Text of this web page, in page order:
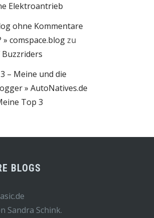
Elektroantrieb
ohne Kommentare
comspace.blog zu
– Meine und die
» AutoNatives.de
Top 3
BLOGS
Sandra Schink.